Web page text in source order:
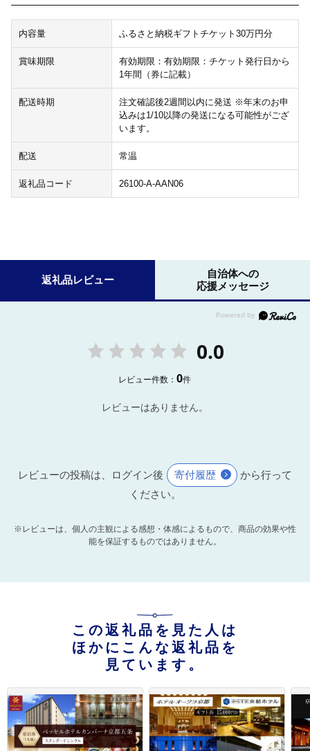
内容量 ふるさと納税ギフトチケット30万円分
賞味期限
有効期限：有効期限：チケット発行日から
1年間（券に記載）
配送時期
注文確認後2週間以内に発送 ※年末のお申
込みは1/10以降の発送になる可能性がござ
います。
配送 常温
返礼品コード 26100-A-AAN06
返礼品レビュー
自治体への
応援メッセージ
0.0
レビュー件数：0件
レビューはありません。
レビューの投稿は、ログイン後 寄付履歴
から行って
ください。
※レビューは、個人の主観による感想・体感によるもので、商品の効果や性
能を保証するものではありません。
この返礼品を見た人は
ほかにこんな返礼品を
見ています。